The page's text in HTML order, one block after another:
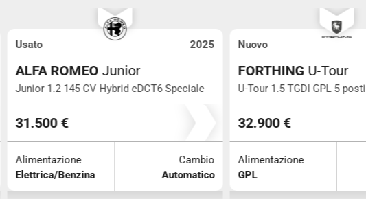
Usato 2025
ALFA ROMEO Junior
Junior 1.2 145 CV Hybrid eDCT6 Speciale
10
31.500 €
Alimentazione
Elettrica/Benzina
Cambio
Automatico
Nuovo
FORTHING U-Tour
U-Tour 1.5 TGDI GPL 5 posti
0
32.900 €
Alimentazione
GPL